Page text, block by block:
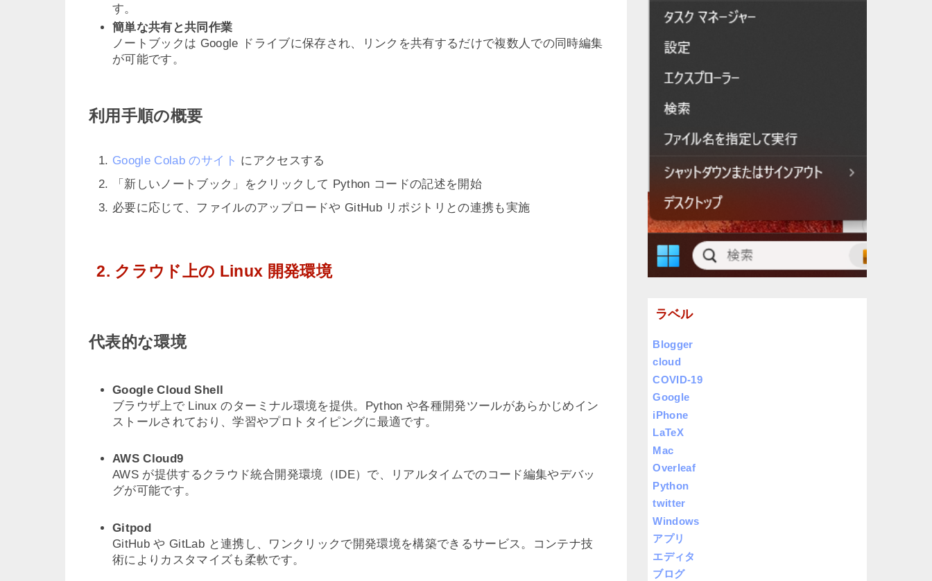
す。
簡単な共有と共同作業
ノートブックは Google ドライブに保存され、リンクを共有するだけで複数人での同時編集
が可能です。
利用手順の概要
Google Colab のサイト にアクセスする
「新しいノートブック」をクリックして Python コードの記述を開始
必要に応じて、ファイルのアップロードや GitHub リポジトリとの連携も実施
2. クラウド上の Linux 開発環境
代表的な環境
Google Cloud Shell
ブラウザ上で Linux のターミナル環境を提供。Python や各種開発ツールがあらかじめイン
ストールされており、学習やプロトタイピングに最適です。
AWS Cloud9
AWS が提供するクラウド統合開発環境（IDE）で、リアルタイムでのコード編集やデバッ
グが可能です。
Gitpod
GitHub や GitLab と連携し、ワンクリックで開発環境を構築できるサービス。コンテナ技
術によりカスタマイズも柔軟です。
ラベル
Blogger
cloud
COVID-19
Google
iPhone
LaTeX
Mac
Overleaf
Python
twitter
Windows
アプリ
エディタ
ブログ